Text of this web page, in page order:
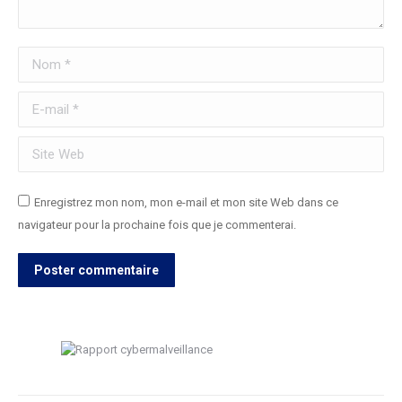
Nom *
E-mail *
Site Web
Enregistrez mon nom, mon e-mail et mon site Web dans ce
navigateur pour la prochaine fois que je commenterai.
Poster commentaire